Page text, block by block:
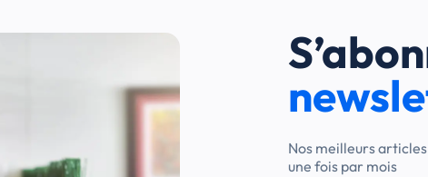
Nos meilleurs
une fois par mois